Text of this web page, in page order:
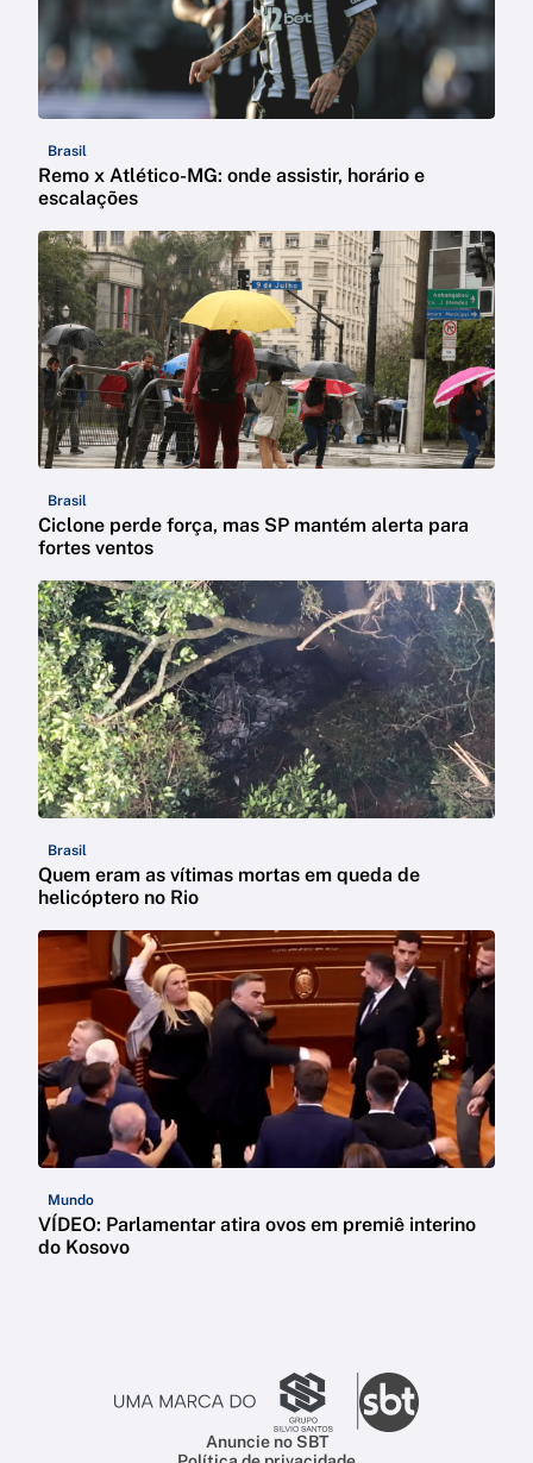
Brasil
Remo x Atlético-MG: onde assistir, horário e
escalações
Brasil
Ciclone perde força, mas SP mantém alerta para
fortes ventos
Brasil
Quem eram as vítimas mortas em queda de
helicóptero no Rio
Mundo
VÍDEO: Parlamentar atira ovos em premiê interino
do Kosovo
Anuncie no SBT